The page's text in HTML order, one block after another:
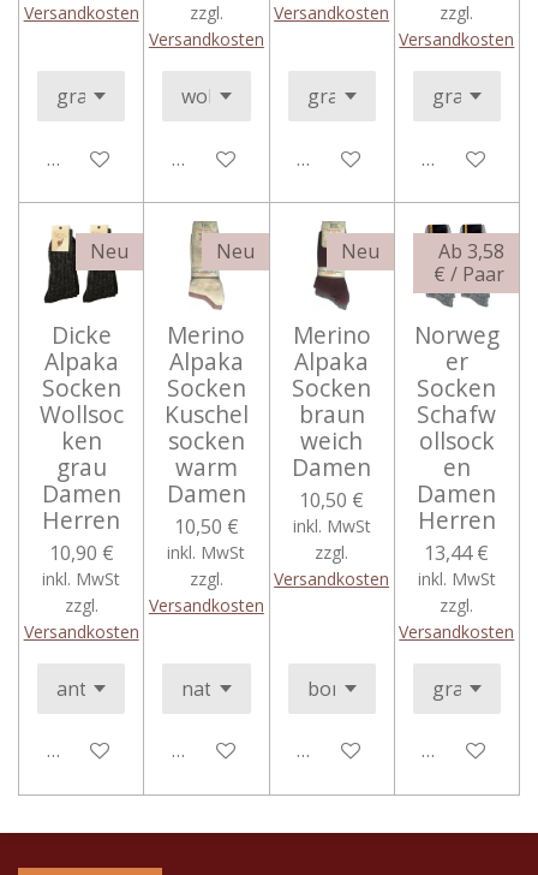
Versandkosten
Bei Verfügbarkeit benachrichtigen
zzgl.
Versandkosten
Bei Verfügbarkeit benachrichtigen
Versandkosten
In den Warenkorb
zzgl.
Versandkosten
Bei
Neu
Dicke
Alpaka
Socken
Wollsoc
ken
grau
Damen
Herren
10,90 €
inkl. MwSt
zzgl.
Versandkosten
Bei Verfügbarkeit benachrichtigen
Neu
Merino
Alpaka
Socken
Kuschel
socken
warm
Damen
10,50 €
inkl. MwSt
zzgl.
Versandkosten
In den Warenkorb
Neu
Merino
Alpaka
Socken
braun
weich
Damen
10,50 €
inkl. MwSt
zzgl.
Versandkosten
In den Warenkorb
Ab 3,58
€ / Paar
Norweg
er
Socken
Schafw
ollsock
en
Damen
Herren
13,44 €
inkl. MwSt
zzgl.
Versandkosten
In den